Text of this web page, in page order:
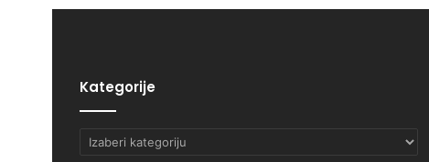
Kategorije
Kategorije